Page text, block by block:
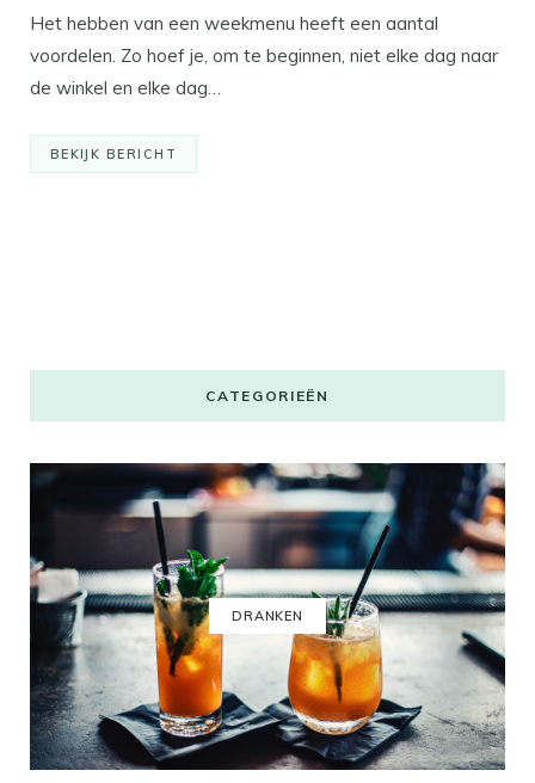
Het hebben van een weekmenu heeft een aantal
voordelen. Zo hoef je, om te beginnen, niet elke dag naar
de winkel en elke dag…
BEKIJK BERICHT
CATEGORIEËN
DRANKEN